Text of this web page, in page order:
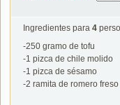
Ingredientes para 4
-250 gramo de tofu
-1 pizca de chile molido
-1 pizca de sésamo
-2 ramita de romero freso